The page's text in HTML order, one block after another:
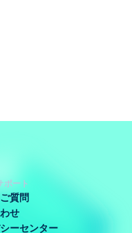
ポート
質問
せ
ーセンター